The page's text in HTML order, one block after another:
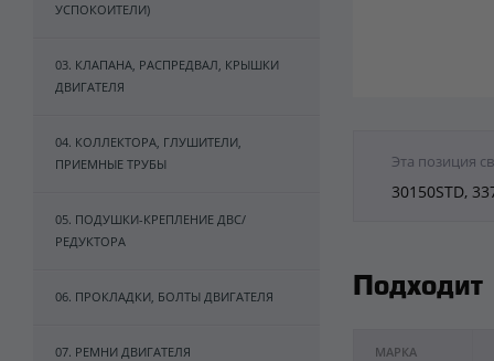
УСПОКОИТЕЛИ)
03. КЛАПАНА, РАСПРЕДВАЛ, КРЫШКИ
ДВИГАТЕЛЯ
04. КОЛЛЕКТОРА, ГЛУШИТЕЛИ,
ПРИЕМНЫЕ ТРУБЫ
05. ПОДУШКИ-КРЕПЛЕНИЕ ДВС/
РЕДУКТОРА
06. ПРОКЛАДКИ, БОЛТЫ ДВИГАТЕЛЯ
07. РЕМНИ ДВИГАТЕЛЯ
Эта позиция
30150STD,
Подходит
МАРКА